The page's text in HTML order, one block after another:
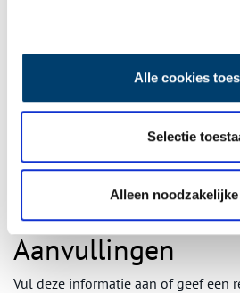
Alle cookies
Selectie
Alleen
Wilt u op de hoogte blijven van de
laatste erfgoednieuws? Schrijf u dan
wekelijkse nieuwsbrief!
Aanvullingen
Vul deze informatie aan of geef een